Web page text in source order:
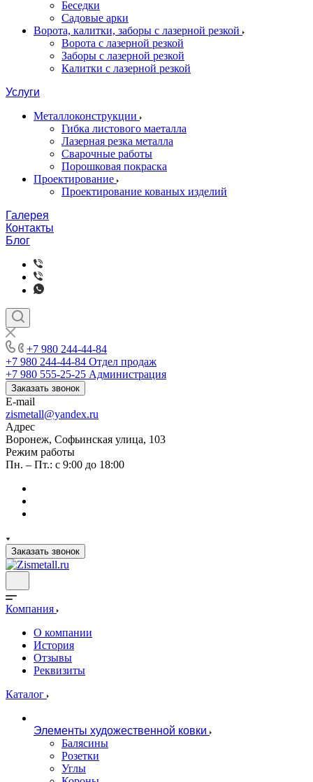
Беседки
Садовые арки
Ворота, калитки, заборы с лазерной резкой
Ворота с лазерной резкой
Заборы с лазерной резкой
Калитки с лазерной резкой
Услуги
Металлоконструкции
Гибка листового маеталла
Лазерная резка металла
Сварочные работы
Порошковая покраска
Проектирование
Проектирование кованых изделий
Галерея
Контакты
Блог
+7 980 244-44-84
+7 980 244-44-84 Отдел продаж
+7 980 555-25-25 Администрация
Заказать звонок
E-mail
zismetall@yandex.ru
Адрес
Воронеж, Софьинская улица, 103
Режим работы
Пн. – Пт.: с 9:00 до 18:00
Заказать звонок
Компания
О компании
История
Отзывы
Реквизиты
Каталог
Элементы художественной ковки
Балясины
Розетки
Углы